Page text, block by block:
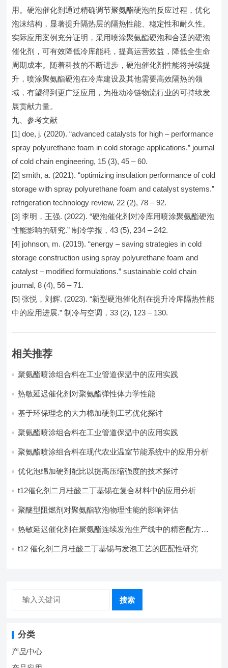
用。硬泡催化剂通过精确调节聚氨酯硬泡的反应过程，优化
泡沫结构，显著提升隔热层的隔热性能、稳定性和耐久性。
实际应用案例充分证明，采用喷涂聚氨酯硬泡和合适的硬泡
催化剂，可有效降低冷库能耗，提高运营效益，降低全生命
周期成本。随着科技的不断进步，硬泡催化剂性能将持续提
升，喷涂聚氨酯硬泡在冷库建设及其他需要高效隔热的领
域，有望得到更广泛应用，为推动冷链物流行业的可持续发
展贡献力量。
九、参考文献
[1] doe, j. (2020). “advanced catalysts for high – performance
spray polyurethane foam in cold storage applications.” journal
of cold chain engineering, 15 (3), 45 – 60.
[2] smith, a. (2021). “optimizing insulation performance of cold
storage with spray polyurethane foam and catalyst systems.”
refrigeration technology review, 22 (2), 78 – 92.
[3] 李明，王强. (2022). “硬泡催化剂对冷库用喷涂聚氨酯硬泡
性能影响的研究.” 制冷学报，43 (5), 234 – 242.
[4] johnson, m. (2019). “energy – saving strategies in cold
storage construction using spray polyurethane foam and
catalyst – modified formulations.” sustainable cold chain
journal, 8 (4), 56 – 71.
[5] 张悦，刘辉. (2023). “新型硬泡催化剂在提升冷库隔热性能
中的应用进展.” 制冷与空调，33 (2), 123 – 130.
相关推荐
聚氨酯喷涂组合料在工业管道保温中的应用实践
热敏延迟催化剂对聚氨酯弹性体力学性能
基于环保理念的大力棉加硬剂工艺优化探讨
聚氨酯喷涂组合料在工业管道保温中的应用实践
聚氨酯喷涂组合料在现代农业温室节能系统中的应用分析​
优化泡绵加硬剂配比以提高压缩强度的技术探讨
t12催化剂二月桂酸二丁基锡在复合材料中的应用分析
聚醚型阻燃剂对聚氨酯软泡物理性能的影响评估​
热敏延迟催化剂在聚氨酯连续发泡生产线中的精密配方设
t12 催化剂二月桂酸二丁基锡与发泡工艺的匹配性研究
搜索
分类
产品中心